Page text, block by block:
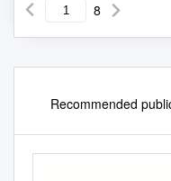
8
Recommended